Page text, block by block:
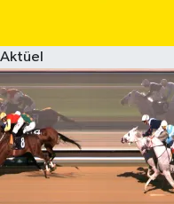
Aktüel